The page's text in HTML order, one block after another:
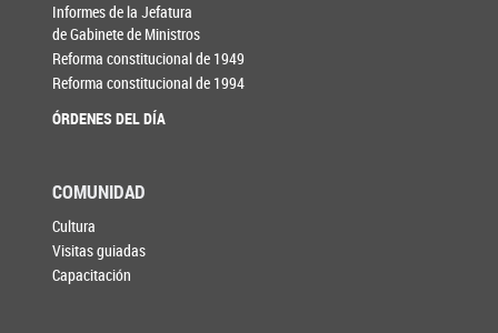
Informes de la Jefatura
de Gabinete de Ministros
Reforma constitucional de 1949
Reforma constitucional de 1994
ÓRDENES DEL DÍA
COMUNIDAD
Cultura
Visitas guiadas
Capacitación